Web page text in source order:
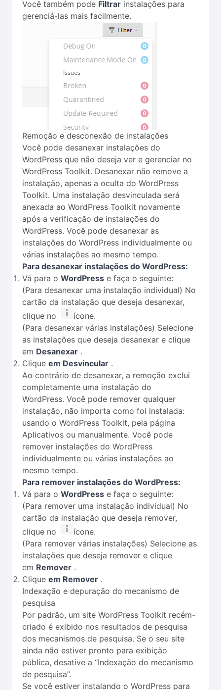
Você também pode Filtrar instalações para
gerenciá-las mais facilmente.
Remoção e desconexão de instalações
Você pode desanexar instalações do
WordPress que não deseja ver e gerenciar no
WordPress Toolkit. Desanexar não remove a
instalação, apenas a oculta do WordPress
Toolkit. Uma instalação desvinculada será
anexada ao WordPress Toolkit novamente
após a verificação de instalações do
WordPress. Você pode desanexar as
instalações do WordPress individualmente ou
várias instalações ao mesmo tempo.
Para desanexar instalações do WordPress:
Vá para o WordPress e faça o seguinte:
(Para desanexar uma instalação individual) No
cartão da instalação que deseja desanexar,
clique no
ícone.
(Para desanexar várias instalações) Selecione
as instalações que deseja desanexar e clique
em Desanexar .
Clique em Desvincular .
Ao contrário de desanexar, a remoção exclui
completamente uma instalação do
WordPress. Você pode remover qualquer
instalação, não importa como foi instalada:
usando o WordPress Toolkit, pela página
Aplicativos ou manualmente. Você pode
remover instalações do WordPress
individualmente ou várias instalações ao
mesmo tempo.
Para remover instalações do WordPress:
Vá para o WordPress e faça o seguinte:
(Para remover uma instalação individual) No
cartão da instalação que deseja remover,
clique no
ícone.
(Para remover várias instalações) Selecione as
instalações que deseja remover e clique
em Remover .
Clique em Remover .
Indexação e depuração do mecanismo de
pesquisa
Por padrão, um site WordPress Toolkit recém-
criado é exibido nos resultados de pesquisa
dos mecanismos de pesquisa. Se o seu site
ainda não estiver pronto para exibição
pública, desative a “Indexação do mecanismo
de pesquisa”.
Se você estiver instalando o WordPress para